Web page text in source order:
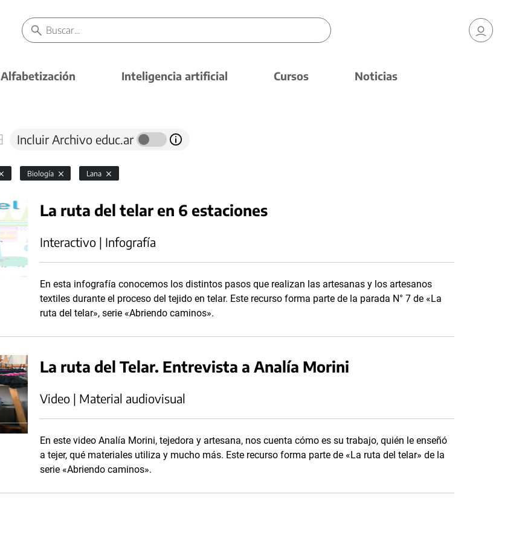
Alfabetización Inteligencia artificial Cursos Noticias
Incluir Archivo educ.ar
Biología Lana
La ruta del telar en 6 estaciones
Interactivo | Infografía
En esta infografía conocemos los distintos pasos que realizan las artesanas y los artesanos
textiles durante el proceso del tejido en telar. Este recurso forma parte de la parada N° 7 de «La
ruta del telar», serie «Abriendo caminos».
La ruta del Telar. Entrevista a Analía Morini
Video | Material audiovisual
En este video Analía Morini, tejedora y artesana, nos cuenta cómo es su trabajo, quién le enseñó
a tejer, qué materiales utiliza y mucho más. Este recurso forma parte de «La ruta del telar» de la
serie «Abriendo caminos».